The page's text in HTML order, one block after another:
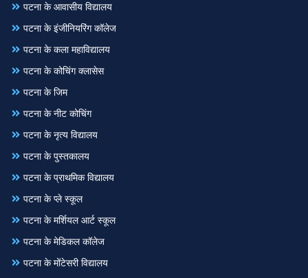
पटना के आवासीय विद्यालय
पटना के इंजीनियरिंग कॉलेज
पटना के कला महाविद्यालय
पटना के कोचिंग क्लासेस
पटना के जिम
पटना के नीट कोचिंग
पटना के नृत्य विद्यालय
पटना के पुस्तकालय
पटना के प्राथमिक विद्यालय
पटना के प्ले स्कूल
पटना के मर्शियल आर्ट स्कूल
पटना के मेडिकल कॉलेज
पटना के मोंटेसरी विद्यालय